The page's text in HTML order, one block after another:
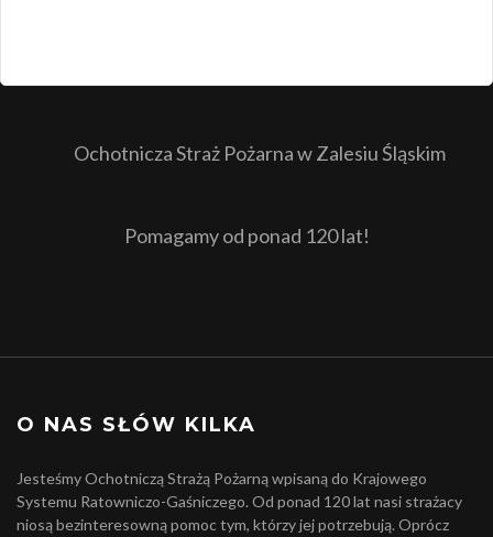
Ochotnicza Straż Pożarna w Zalesiu Śląskim
Pomagamy od ponad 120 lat!
O NAS SŁÓW KILKA
Jesteśmy Ochotniczą Strażą Pożarną wpisaną do Krajowego
Systemu Ratowniczo-Gaśniczego. Od ponad 120 lat nasi strażacy
niosą bezinteresowną pomoc tym, którzy jej potrzebują. Oprócz